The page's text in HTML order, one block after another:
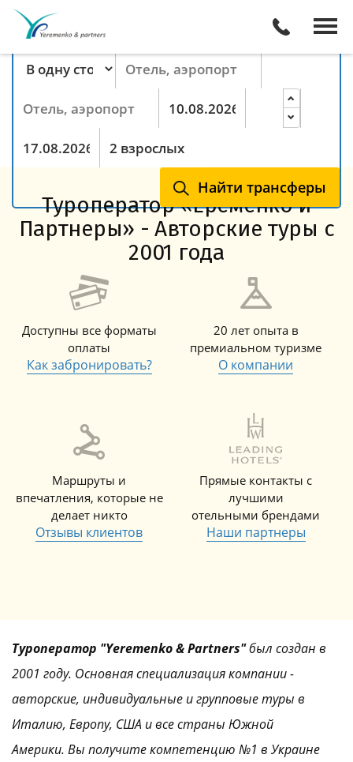
Поиск трансферов онлайн
Найти трансферы
Тип маршрута
Пункт отправления
Пункт назначения
Ночей
Туроператор «Еременко и
Партнеры» - Авторские туры с
2001 года
Доступны все форматы
оплаты
Как забронировать?
20 лет опыта в
премиальном туризме
О компании
Маршруты и
впечатления, которые не
делает никто
Отзывы клиентов
Прямые контакты с
лучшими
отельными брендами
Наши партнеры
Туроператор "Yeremenko & Partners"был создан в
2001 году. Основная специализация компании -
авторские, индивидуальные и групповые туры в
Италию, Европу, США и все страны Южной
Америки. Вы получите компетенцию №1 в Украине